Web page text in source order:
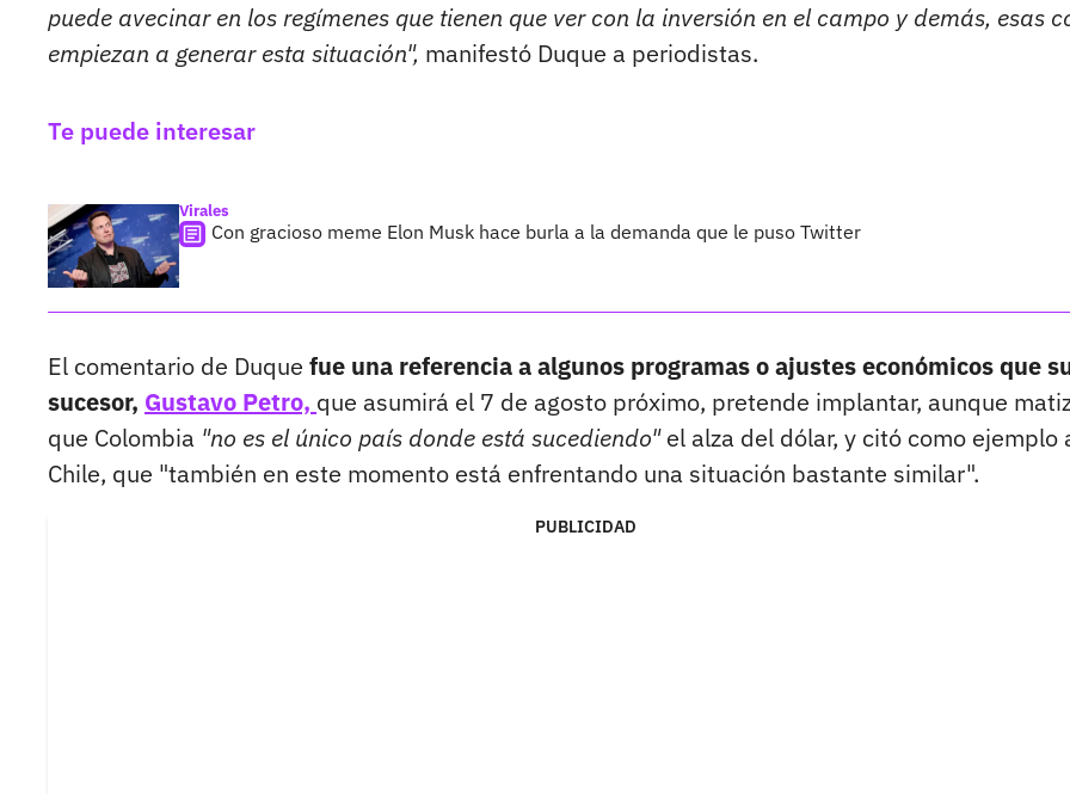
puede avecinar en los regímenes que tienen que ver con la inversión en el campo y demás, esas
empiezan a generar esta situación", manifestó Duque a periodistas.
Te puede interesar
Virales
Con gracioso meme Elon Musk hace burla a la demanda que le puso Twitter
El comentario de Duque fue una referencia a algunos programas o ajustes económicos que
sucesor, Gustavo Petro, que asumirá el 7 de agosto próximo, pretende implantar, aunque
que Colombia "no es el único país donde está sucediendo"el alza del dólar, y citó como ejemplo
Chile, que "también en este momento está enfrentando una situación bastante similar".
PUBLICIDAD